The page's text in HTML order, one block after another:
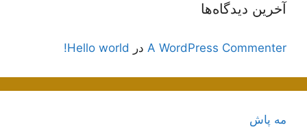
آخرین دیدگاه‌ها
A WordPress Commenter در Hello world!
مه پاش